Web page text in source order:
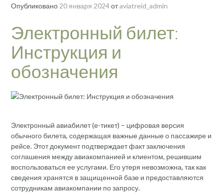
Опубликовано 20 января 2024отaviatreid_admin
Электронный билет:
Инструкция и
обозначения
Электронный авиабилет (е-тикет) – цифровая версия
обычного билета, содержащая важные данные о пассажире и
рейсе. Этот документ подтверждает факт заключения
соглашения между авиакомпанией и клиентом, решившим
воспользоваться ее услугами. Его утеря невозможна, так как
сведения хранятся в защищенной базе и предоставляются
сотрудникам авиакомпании по запросу.